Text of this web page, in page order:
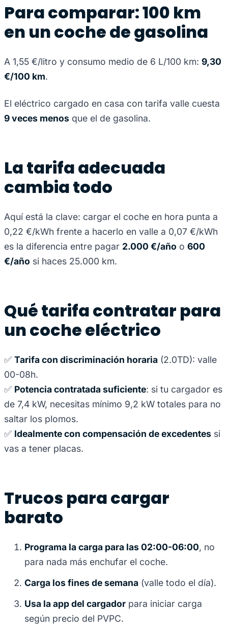
Para comparar: 100 km
en un coche de gasolina
A 1,55 €/litro y consumo medio de 6 L/100 km: 9,30
€/100 km.
El eléctrico cargado en casa con tarifa valle cuesta
9 veces menos que el de gasolina.
La tarifa adecuada
cambia todo
Aquí está la clave: cargar el coche en hora punta a
0,22 €/kWh frente a hacerlo en valle a 0,07 €/kWh
es la diferencia entre pagar 2.000 €/año o 600
€/año si haces 25.000 km.
Qué tarifa contratar para
un coche eléctrico
✅ Tarifa con discriminación horaria (2.0TD): valle
00-08h.
✅ Potencia contratada suficiente: si tu cargador es
de 7,4 kW, necesitas mínimo 9,2 kW totales para no
saltar los plomos.
✅ Idealmente con compensación de excedentes si
vas a tener placas.
Trucos para cargar
barato
Programa la carga para las 02:00-06:00, no
para nada más enchufar el coche.
Carga los fines de semana (valle todo el día).
Usa la app del cargador para iniciar carga
según precio del PVPC.